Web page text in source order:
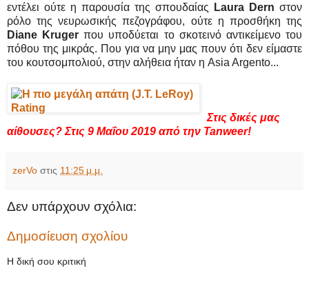
εντέλει ούτε η παρουσία της σπουδαίας
Laura Dern στον
ρόλο της νευρωσικής πεζογράφου, ούτε η προσθήκη της
Diane Kruger που υποδύεται το σκοτεινό αντικείμενο του
πόθου της μικράς. Που για να μην μας πουν ότι δεν είμαστε
του κουτσομπολιού, στην αλήθεια ήταν η Asia Argento...
Στις δικές μας
αίθουσες? Στις 9 Μαΐου 2019 από την Tanweer!
zerVo στις 11:25 μ.μ.
Δεν υπάρχουν σχόλια:
Δημοσίευση σχολίου
Η δική σου κριτική